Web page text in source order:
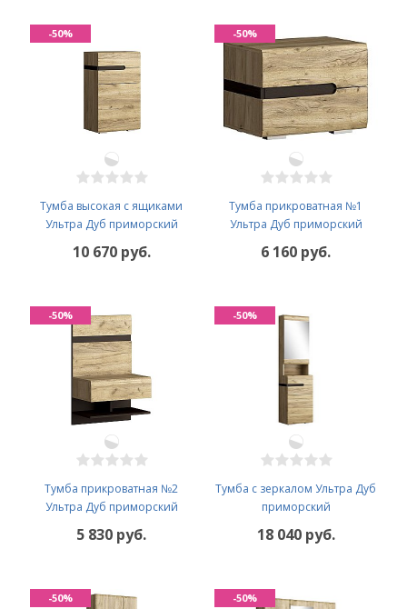
Тумба высокая с ящиками
Ультра Дуб приморский
10 670 руб.
-50%
Тумба прикроватная №1
Ультра Дуб приморский
6 160 руб.
-50%
Тумба прикроватная №2
Ультра Дуб приморский
5 830 руб.
-50%
Тумба с зеркалом Ультра Дуб
приморский
18 040 руб.
-50%
-50% -50%